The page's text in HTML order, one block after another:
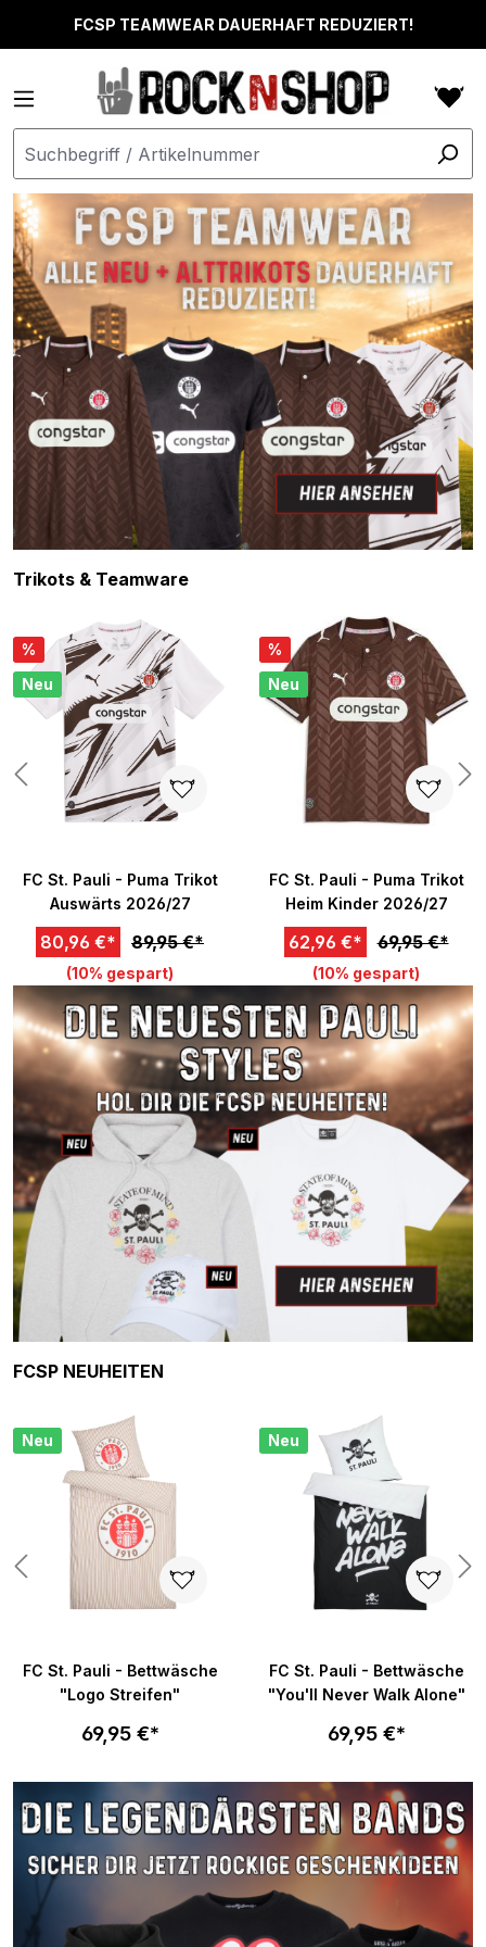
springenFCSP TEAMWEAR DAUERHAFT REDUZIERT!
Produktgalerie überspringen
Trikots & Teamware
von 5 Sternen
%
Neu
FC St. Pauli - Puma Trikot
Auswärts 2026/27
80,96 €* 89,95 €*
(10% gespart)
%
Neu
FC St. Pauli - Puma Trikot
Heim Kinder 2026/27
62,96 €* 69,95 €*
(10% gespart)
Produktgalerie überspringen
FCSP NEUHEITEN
von 5 Sternen
Neu
FC St. Pauli - Bettwäsche
"Logo Streifen"
69,95 €*
Neu
FC St. Pauli - Bettwäsche
"You'll Never Walk Alone"
69,95 €*